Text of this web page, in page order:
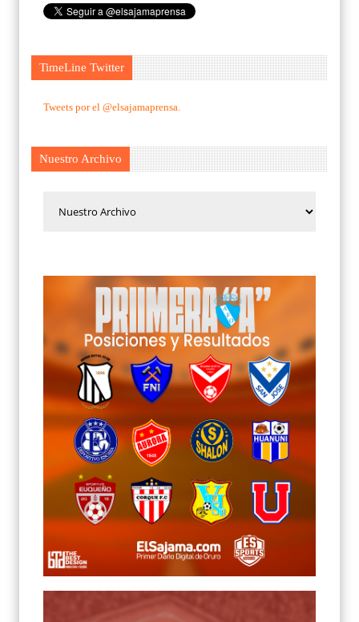
TimeLine Twitter
Tweets por el @elsajamaprensa.
Nuestro Archivo